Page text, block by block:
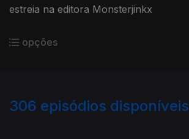
estreia na editora Monsterjinkx
opções
306 episódios disponíveis